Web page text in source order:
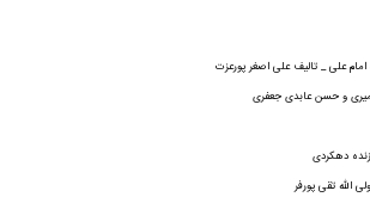
امام علی _ تالیف علی اصغر پورعزت
و حسن عابدی جعفری
دهکردی
الله تقی پورفر